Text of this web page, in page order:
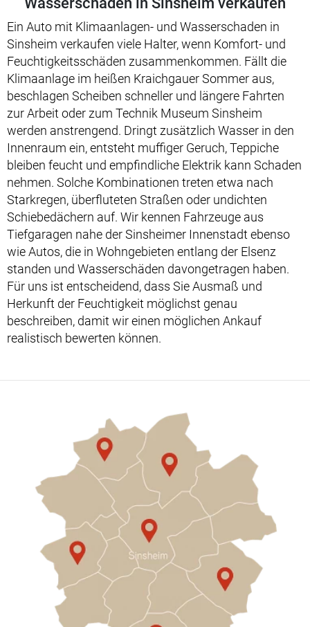
Ein Auto mit Klimaanlagen- und Wasserschaden in
Sinsheim verkaufen viele Halter, wenn Komfort- und
Feuchtigkeitsschäden zusammenkommen. Fällt die
Klimaanlage im heißen Kraichgauer Sommer aus,
beschlagen Scheiben schneller und längere Fahrten
zur Arbeit oder zum Technik Museum Sinsheim
werden anstrengend. Dringt zusätzlich Wasser in den
Innenraum ein, entsteht muffiger Geruch, Teppiche
bleiben feucht und empfindliche Elektrik kann Schaden
nehmen. Solche Kombinationen treten etwa nach
Starkregen, überfluteten Straßen oder undichten
Schiebedächern auf. Wir kennen Fahrzeuge aus
Tiefgaragen nahe der Sinsheimer Innenstadt ebenso
wie Autos, die in Wohngebieten entlang der Elsenz
standen und Wasserschäden davongetragen haben.
Für uns ist entscheidend, dass Sie Ausmaß und
Herkunft der Feuchtigkeit möglichst genau
beschreiben, damit wir einen möglichen Ankauf
realistisch bewerten können.